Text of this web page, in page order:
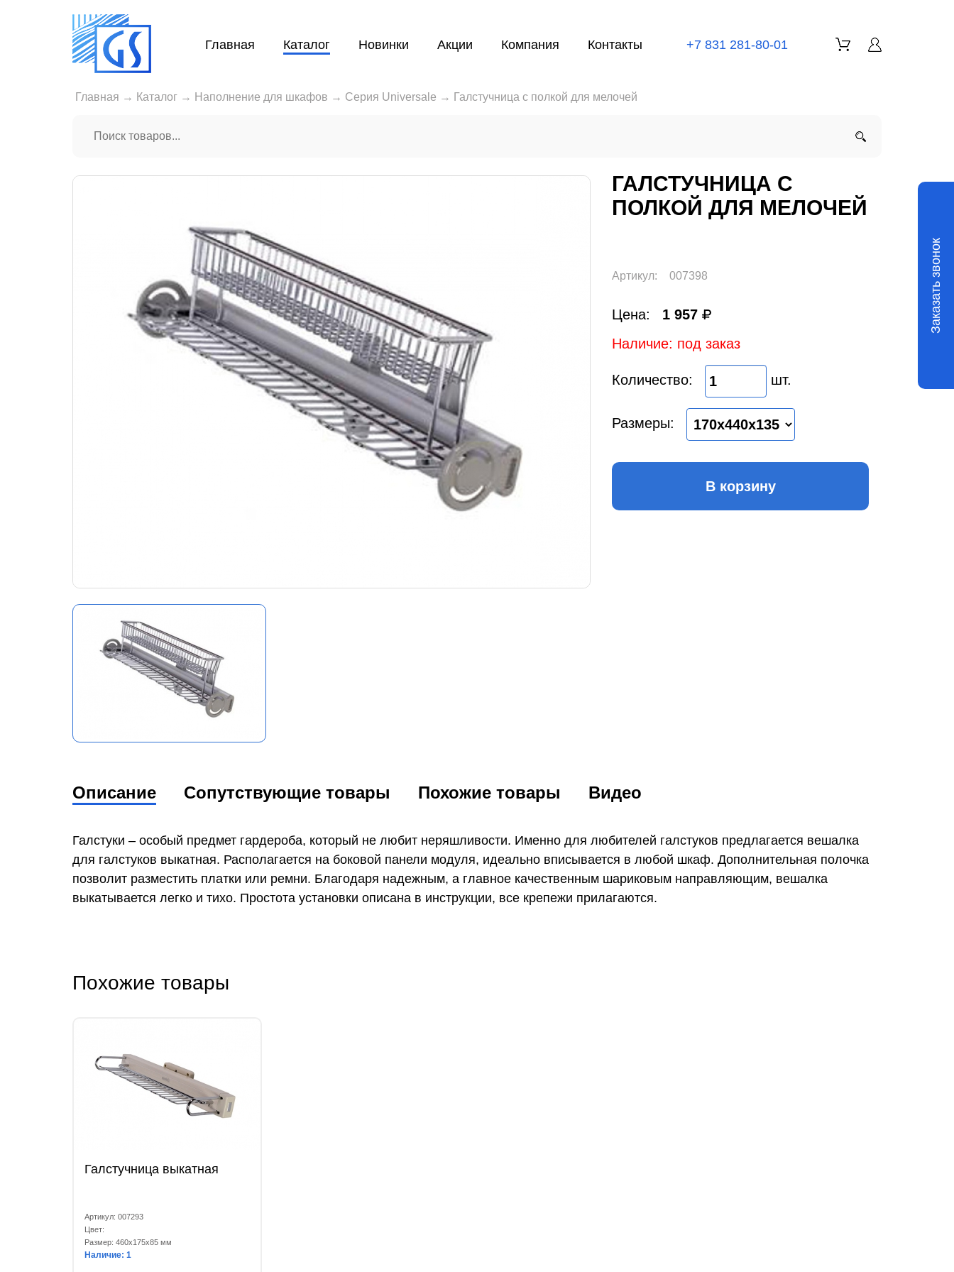
Главная Каталог Новинки Акции Компания Контакты +7 831 281-80-01
Главная → Каталог → Наполнение для шкафов → Серия Universale → Галстучница с полкой для мелочей
ГАЛСТУЧНИЦА С
ПОЛКОЙ ДЛЯ МЕЛОЧЕЙ
Артикул: 007398
Цена:
1 957
Наличие: под заказ
Количество: шт.
Размеры:
В корзину
Описание Сопутствующие товары Похожие товары Видео
Галстуки – особый предмет гардероба, который не любит неряшливости. Именно для любителей галстуков предлагается вешалка
для галстуков выкатная. Располагается на боковой панели модуля, идеально вписывается в любой шкаф. Дополнительная полочка
позволит разместить платки или ремни. Благодаря надежным, а главное качественным шариковым направляющим, вешалка
выкатывается легко и тихо. Простота установки описана в инструкции, все крепежи прилагаются.
Похожие товары
Галстучница выкатная
Артикул: 007293
Цвет:
Размер: 460x175x85 мм
Наличие: 1
Заказать звонок